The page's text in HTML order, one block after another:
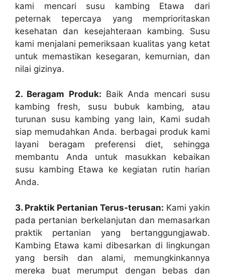
kami mencari susu kambing Etawa dari
peternak tepercaya yang memprioritaskan
kesehatan dan kesejahteraan kambing. Susu
kami menjalani pemeriksaan kualitas yang ketat
untuk memastikan kesegaran, kemurnian, dan
nilai gizinya.
2. Beragam Produk: Baik Anda mencari susu
kambing fresh, susu bubuk kambing, atau
turunan susu kambing yang lain, Kami sudah
siap memudahkan Anda. berbagai produk kami
layani beragam preferensi diet, sehingga
membantu Anda untuk masukkan kebaikan
susu kambing Etawa ke kegiatan rutin harian
Anda.
3. Praktik Pertanian Terus-terusan: Kami yakin
pada pertanian berkelanjutan dan memasarkan
praktik pertanian yang bertanggungjawab.
Kambing Etawa kami dibesarkan di lingkungan
yang bersih dan alami, memungkinkannya
mereka buat merumput dengan bebas dan